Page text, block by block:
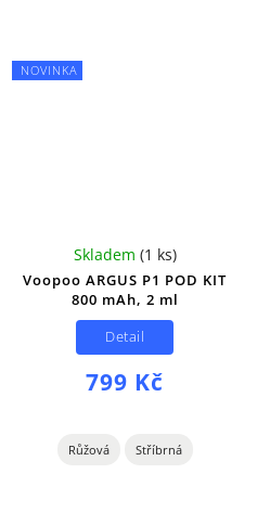
NOVINKA
Voopoo ARGUS P1 POD KIT
800 mAh, 2 ml
Skladem (1 ks)
799 Kč
Detail
Růžová Stříbrná